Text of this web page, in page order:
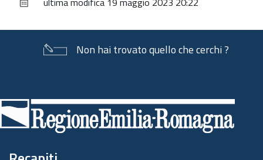
documento
Non hai trovato quello che cerchi ?
di
pagina